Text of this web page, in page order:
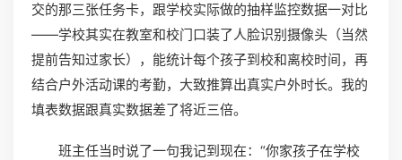
交的那三张任务卡，跟学校实际做的抽样监控数据一对比
——学校其实在教室和校门口装了人脸识别摄像头（当然
提前告知过家长），能统计每个孩子到校和离校时间，再
结合户外活动课的考勤，大致推算出真实户外时长。我的
填表数据跟真实数据差了将近三倍。
班主任当时说了一句我记到现在：“你家孩子在学校